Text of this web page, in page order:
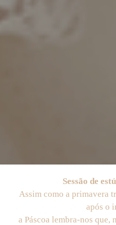
Sessão de
Assim como a primavera
após o
a Páscoa lembra-nos que,